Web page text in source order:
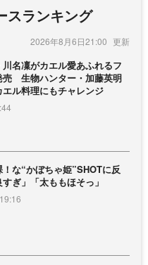
スランキング
2026年8月6日21:00
名凜がカエル愛あふれるフ
売 生物ハンター・加藤英明
ル料理にもチャレンジ
な“かぼちゃ姫”SHOTに反
ぎ」「太ももほそっ」